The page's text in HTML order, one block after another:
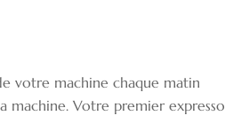
votre machine chaque matin
Votre premier expresso